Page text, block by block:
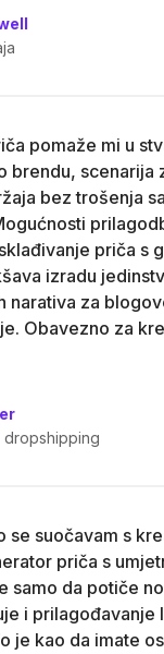
pomaže mi u
brendu, scenarija
bez trošenja
priča s
izradu
narativa za
Obavezno za
dropshipping
se suočavam s
priča s
samo da potiče
i prilagođavanje
je kao da imate